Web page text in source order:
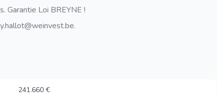
Garantie Loi BREYNE !
241.660 €